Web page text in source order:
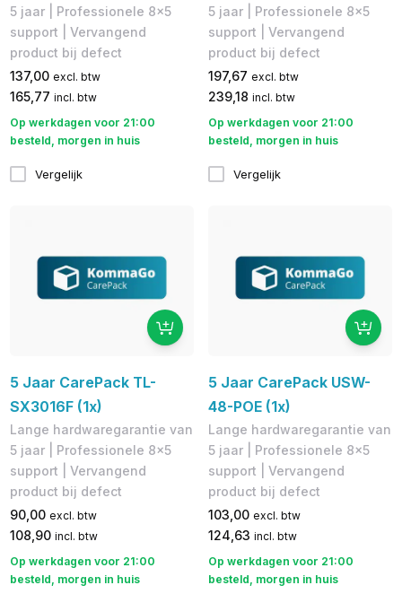
5 jaar | Professionele 8x5
support | Vervangend
product bij defect
137,00 excl. btw
165,77 incl. btw
Op werkdagen voor 21:00
besteld, morgen in huis
Vergelijk
5 jaar | Professionele 8x5
support | Vervangend
product bij defect
197,67 excl. btw
239,18 incl. btw
Op werkdagen voor 21:00
besteld, morgen in huis
Vergelijk
5 Jaar CarePack TL-
SX3016F (1x)
Lange hardwaregarantie van
5 jaar | Professionele 8x5
support | Vervangend
product bij defect
90,00 excl. btw
108,90 incl. btw
Op werkdagen voor 21:00
besteld, morgen in huis
5 Jaar CarePack USW-
48-POE (1x)
Lange hardwaregarantie van
5 jaar | Professionele 8x5
support | Vervangend
product bij defect
103,00 excl. btw
124,63 incl. btw
Op werkdagen voor 21:00
besteld, morgen in huis